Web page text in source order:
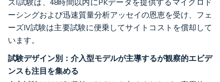
ズI試験は、48時間以内にPKデータを提供するマイクロド
ーシングおよび迅速質量分析アッセイの恩恵を受け、フェ
ーズIV試験は主要試験に便乗してサイトコストを償却して
います。
試験デザイン別：介入型モデルが主導するが観察的エビデ
ンスも注目を集める